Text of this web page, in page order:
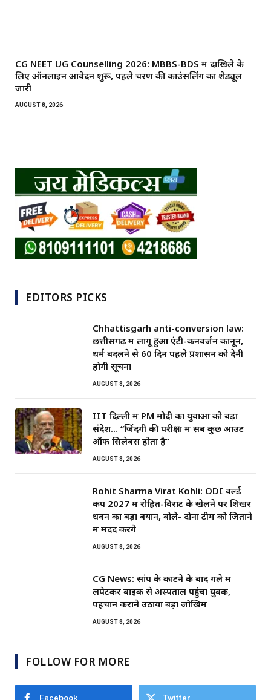
CG NEET UG Counselling 2026: MBBS-BDS में दाखिले के
लिए ऑनलाइन आवेदन शुरू, पहले चरण की काउंसलिंग का शेड्यूल
जारी
AUGUST 8, 2026
EDITORS PICKS
Chhattisgarh anti-conversion law:
छत्तीसगढ़ में लागू हुआ एंटी-कनवर्जन कानून,
धर्म बदलने से 60 दिन पहले प्रशासन को देनी
होगी सूचना
AUGUST 8, 2026
IIT दिल्ली में PM मोदी का युवाओं को बड़ा
संदेश… “जिंदगी की परीक्षा में सब कुछ आउट
ऑफ सिलेबस होता है”
AUGUST 8, 2026
Rohit Sharma Virat Kohli: ODI वर्ल्ड
कप 2027 में रोहित-विराट के खेलने पर शिखर
धवन का बड़ा बयान, बोले- दोनों टीम को जिताने
में मदद करेंगे
AUGUST 8, 2026
CG News: सांप के काटने के बाद गले में
लपेटकर बाइक से अस्पताल पहुंचा युवक,
पहचान कराने उठाया बड़ा जोखिम
AUGUST 8, 2026
FOLLOW FOR MORE
Facebook Twitter